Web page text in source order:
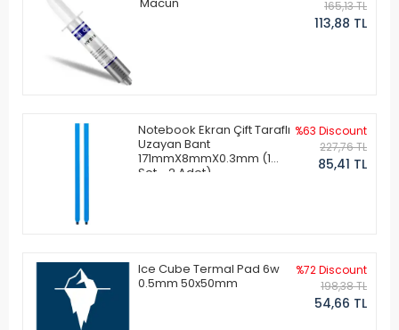
165,13 TL
113,88 TL
Notebook Ekran Çift Taraflı
Uzayan Bant
171mmX8mmX0.3mm (1
Set - 2 Adet)
%63 Discount
227,76 TL
85,41 TL
Ice Cube Termal Pad 6w
0.5mm 50x50mm
%72 Discount
198,38 TL
54,66 TL